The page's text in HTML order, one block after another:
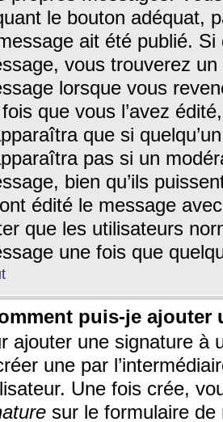
le bouton adéquat,
ait été publié. Si
vous trouverez
lorsque vous
que vous l’avez
que si
pas si un
bien qu’ils
édité le message
que les utilisateurs
une fois que
puis-je ajouter
ajouter une signature à
une par
Une fois crée,
sur le formulaire de